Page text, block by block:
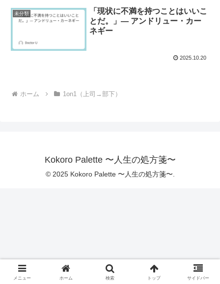
未分類
「現状に不満を持つことはいいこ
とだ。」— アンドリュー・カー
ネギー
2025.10.20
ホーム 1on1（上司→部下）
Kokoro Palette 〜人生の処方箋〜
© 2025 Kokoro Palette 〜人生の処方箋〜.
メニュー ホーム 検索 トップ サイドバー